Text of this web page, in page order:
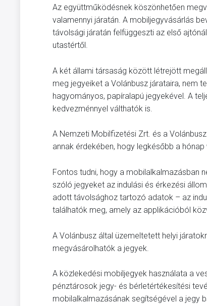
Az együttműködésnek köszönhetően
valamennyi járatán. A mobiljegyvásárlás
távolsági járatán felfüggeszti az első
utastértől.
A két állami társaság között létrejött
meg jegyeiket a Volánbusz járataira, nem
hagyományos, papíralapú jegyekével. A
kedvezménnyel válthatók is.
A Nemzeti Mobilfizetési Zrt. és a
annak érdekében, hogy legkésőbb a
Fontos tudni, hogy a mobilalkalmazásban
szóló jegyeket az indulási és érkezési
adott távolsághoz tartozó adatok – az
találhatók meg, amely az applikációból
A Volánbusz által üzemeltetett helyi
megvásárolhatók a jegyek.
A közlekedési mobiljegyek használata a
pénztárosok jegy- és bérletértékesítési
mobilalkalmazásának segítségével a jegy